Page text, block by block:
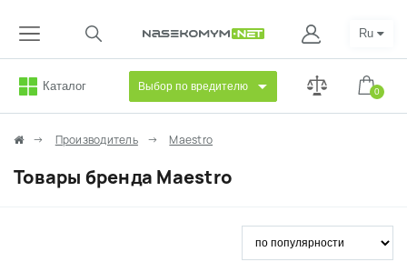
Каталог Выбор по вредителю 0
Ru
Производитель Maestro
Товары бренда Maestro